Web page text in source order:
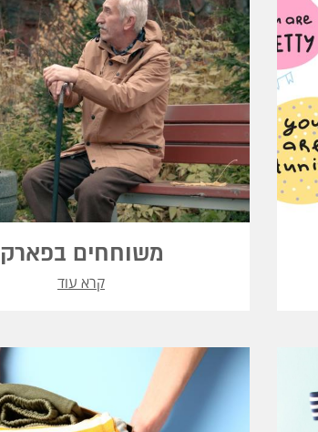
משוחחים בפארק
קרא עוד